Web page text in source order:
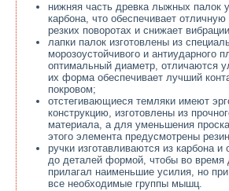
нижняя часть древка лыжных палок
карбона, что обеспечивает
резких поворотах и снижает
лапки палок изготовлены из
морозоустойчивого и антиударного
оптимальный диаметр, отличаются
их форма обеспечивает лучший
покровом;
отстегивающиеся темляки имеют
конструкцию, изготовлены из
материала, а для уменьшения
этого элемента предусмотрены
ручки изготавливаются из карбона
до деталей формой, чтобы во время
прилагал наименьшие усилия, но
все необходимые группы мышц.